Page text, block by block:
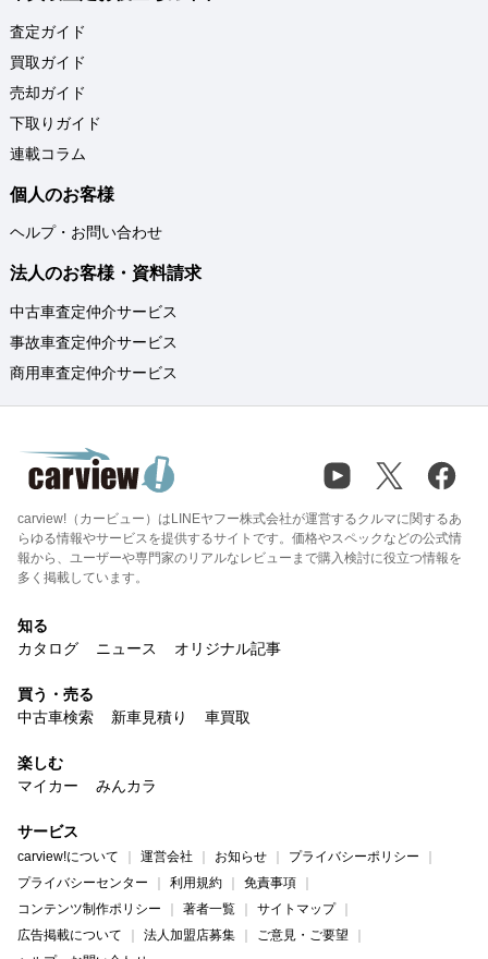
査定ガイド
買取ガイド
売却ガイド
下取りガイド
連載コラム
個人のお客様
ヘルプ・お問い合わせ
法人のお客様・資料請求
中古車査定仲介サービス
事故車査定仲介サービス
商用車査定仲介サービス
carview!（カービュー）はLINEヤフー株式会社が運営するクルマに関するあ
らゆる情報やサービスを提供するサイトです。価格やスペックなどの公式情
報から、ユーザーや専門家のリアルなレビューまで購入検討に役立つ情報を
多く掲載しています。
知る
カタログ
ニュース オリジナル記事
買う・売る
中古車検索
新車見積り 車買取
楽しむ
マイカー
みんカラ
サービス
carview!について 運営会社 お知らせ
プライバシーポリシー
プライバシーセンター
利用規約
免責事項
コンテンツ制作ポリシー
著者一覧
サイトマップ
広告掲載について
法人加盟店募集
ご意見・ご要望